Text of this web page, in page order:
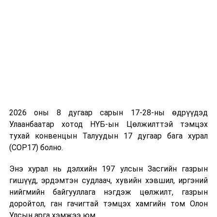
Цаашид Монгол Улс “Алсын хараа-2050” хөгжлийн
бодлогын хүрээнд бүтээгдэхүүн үйлдвэрлэлийн
боловсруулалтын түвшнийг ахиулж холбогдох
төслүүдийг хэрэгжүүлж, экспортын орлогоо
төрөлжилтийг үргэлжлүүлэн хэрэгжүүлж, тогтвортой
өсөлтийг бий болгосноор хөгжлийн бодлогын зорилго
хангагдана гэж салбар хорооныхон дүгнэлээ.
Харин “Засаглал”-ын салбар хорооныхон төрийн албан
2026 оны 8 дугаар сарын 17-28-ны өдрүүдэд
Улаанбаатар хотод НҮБ-ын Цөлжилттэй тэмцэх
тухай конвенцын Талуудын 17 дугаар бага хурал
(COP17) болно.
Энэ хурал нь дэлхийн 197 улсын Засгийн газрын
гишүүд, эрдэмтэн судлаач, хувийн хэвшил, иргэний
нийгмийн байгууллага нэгдэж цөлжилт, газрын
доройтол, ган гачигтай тэмцэх хамгийн том Олон